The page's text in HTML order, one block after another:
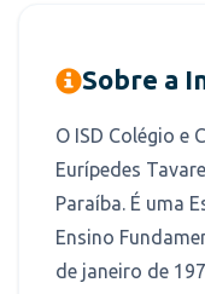
Sobre a
O ISD Colégio e
Eurípedes
Paraíba. É uma
Ensino
de janeiro de